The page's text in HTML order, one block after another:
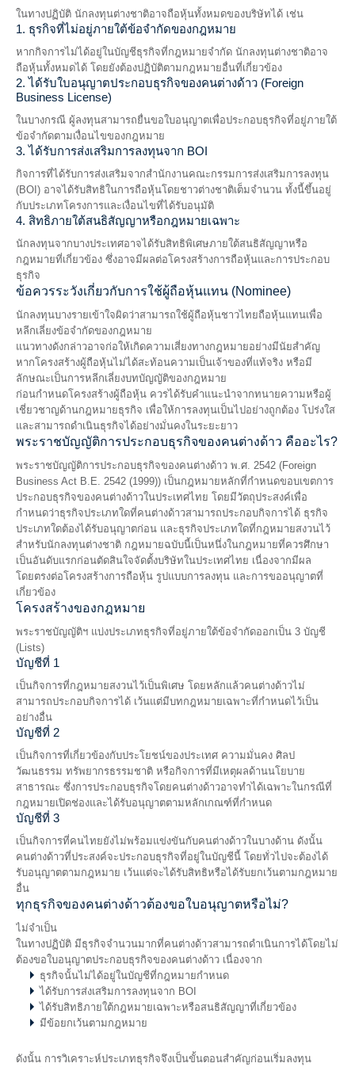
ในทางปฏิบัติ นักลงทุนต่างชาติอาจถือหุ้นทั้งหมดของบริษัทได้ เช่น
1. ธุรกิจที่ไม่อยู่ภายใต้ข้อจำกัดของกฎหมาย
หากกิจการไม่ได้อยู่ในบัญชีธุรกิจที่กฎหมายจำกัด นักลงทุนต่างชาติอาจ
ถือหุ้นทั้งหมดได้ โดยยังต้องปฏิบัติตามกฎหมายอื่นที่เกี่ยวข้อง
2. ได้รับใบอนุญาตประกอบธุรกิจของคนต่างด้าว (Foreign
Business License)
ในบางกรณี ผู้ลงทุนสามารถยื่นขอใบอนุญาตเพื่อประกอบธุรกิจที่อยู่ภายใต้
ข้อจำกัดตามเงื่อนไขของกฎหมาย
3. ได้รับการส่งเสริมการลงทุนจาก BOI
กิจการที่ได้รับการส่งเสริมจากสำนักงานคณะกรรมการส่งเสริมการลงทุน
(BOI) อาจได้รับสิทธิในการถือหุ้นโดยชาวต่างชาติเต็มจำนวน ทั้งนี้ขึ้นอยู่
กับประเภทโครงการและเงื่อนไขที่ได้รับอนุมัติ
4. สิทธิภายใต้สนธิสัญญาหรือกฎหมายเฉพาะ
นักลงทุนจากบางประเทศอาจได้รับสิทธิพิเศษภายใต้สนธิสัญญาหรือ
กฎหมายที่เกี่ยวข้อง ซึ่งอาจมีผลต่อโครงสร้างการถือหุ้นและการประกอบ
ธุรกิจ
ข้อควรระวังเกี่ยวกับการใช้ผู้ถือหุ้นแทน (Nominee)
นักลงทุนบางรายเข้าใจผิดว่าสามารถใช้ผู้ถือหุ้นชาวไทยถือหุ้นแทนเพื่อ
หลีกเลี่ยงข้อจำกัดของกฎหมาย
แนวทางดังกล่าวอาจก่อให้เกิดความเสี่ยงทางกฎหมายอย่างมีนัยสำคัญ
หากโครงสร้างผู้ถือหุ้นไม่ได้สะท้อนความเป็นเจ้าของที่แท้จริง หรือมี
ลักษณะเป็นการหลีกเลี่ยงบทบัญญัติของกฎหมาย
ก่อนกำหนดโครงสร้างผู้ถือหุ้น ควรได้รับคำแนะนำจากทนายความหรือผู้
เชี่ยวชาญด้านกฎหมายธุรกิจ เพื่อให้การลงทุนเป็นไปอย่างถูกต้อง โปร่งใส
และสามารถดำเนินธุรกิจได้อย่างมั่นคงในระยะยาว
พระราชบัญญัติการประกอบธุรกิจของคนต่างด้าว คืออะไร?
พระราชบัญญัติการประกอบธุรกิจของคนต่างด้าว พ.ศ. 2542 (Foreign
Business Act B.E. 2542 (1999)) เป็นกฎหมายหลักที่กำหนดขอบเขตการ
ประกอบธุรกิจของคนต่างด้าวในประเทศไทย โดยมีวัตถุประสงค์เพื่อ
กำหนดว่าธุรกิจประเภทใดที่คนต่างด้าวสามารถประกอบกิจการได้ ธุรกิจ
ประเภทใดต้องได้รับอนุญาตก่อน และธุรกิจประเภทใดที่กฎหมายสงวนไว้
สำหรับนักลงทุนต่างชาติ กฎหมายฉบับนี้เป็นหนึ่งในกฎหมายที่ควรศึกษา
เป็นอันดับแรกก่อนตัดสินใจจัดตั้งบริษัทในประเทศไทย เนื่องจากมีผล
โดยตรงต่อโครงสร้างการถือหุ้น รูปแบบการลงทุน และการขออนุญาตที่
เกี่ยวข้อง
โครงสร้างของกฎหมาย
พระราชบัญญัติฯ แบ่งประเภทธุรกิจที่อยู่ภายใต้ข้อจำกัดออกเป็น 3 บัญชี
(Lists)
บัญชีที่ 1
เป็นกิจการที่กฎหมายสงวนไว้เป็นพิเศษ โดยหลักแล้วคนต่างด้าวไม่
สามารถประกอบกิจการได้ เว้นแต่มีบทกฎหมายเฉพาะที่กำหนดไว้เป็น
อย่างอื่น
บัญชีที่ 2
เป็นกิจการที่เกี่ยวข้องกับประโยชน์ของประเทศ ความมั่นคง ศิลป
วัฒนธรรม ทรัพยากรธรรมชาติ หรือกิจการที่มีเหตุผลด้านนโยบาย
สาธารณะ ซึ่งการประกอบธุรกิจโดยคนต่างด้าวอาจทำได้เฉพาะในกรณีที่
กฎหมายเปิดช่องและได้รับอนุญาตตามหลักเกณฑ์ที่กำหนด
บัญชีที่ 3
เป็นกิจการที่คนไทยยังไม่พร้อมแข่งขันกับคนต่างด้าวในบางด้าน ดังนั้น
คนต่างด้าวที่ประสงค์จะประกอบธุรกิจที่อยู่ในบัญชีนี้ โดยทั่วไปจะต้องได้
รับอนุญาตตามกฎหมาย เว้นแต่จะได้รับสิทธิหรือได้รับยกเว้นตามกฎหมาย
อื่น
ทุกธุรกิจของคนต่างด้าวต้องขอใบอนุญาตหรือไม่?
ไม่จำเป็น
ในทางปฏิบัติ มีธุรกิจจำนวนมากที่คนต่างด้าวสามารถดำเนินการได้โดยไม่
ต้องขอใบอนุญาตประกอบธุรกิจของคนต่างด้าว เนื่องจาก
ธุรกิจนั้นไม่ได้อยู่ในบัญชีที่กฎหมายกำหนด
ได้รับการส่งเสริมการลงทุนจาก BOI
ได้รับสิทธิภายใต้กฎหมายเฉพาะหรือสนธิสัญญาที่เกี่ยวข้อง
มีข้อยกเว้นตามกฎหมาย
ดังนั้น การวิเคราะห์ประเภทธุรกิจจึงเป็นขั้นตอนสำคัญก่อนเริ่มลงทุน